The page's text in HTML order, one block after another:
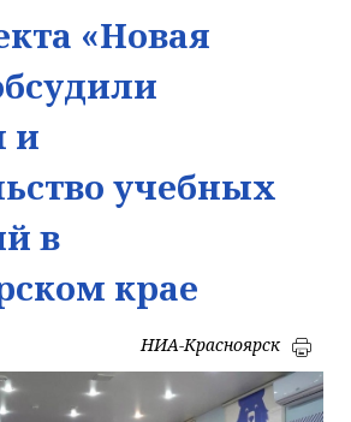
«Новая
и
учебных
в
крае
НИА-Красноярск